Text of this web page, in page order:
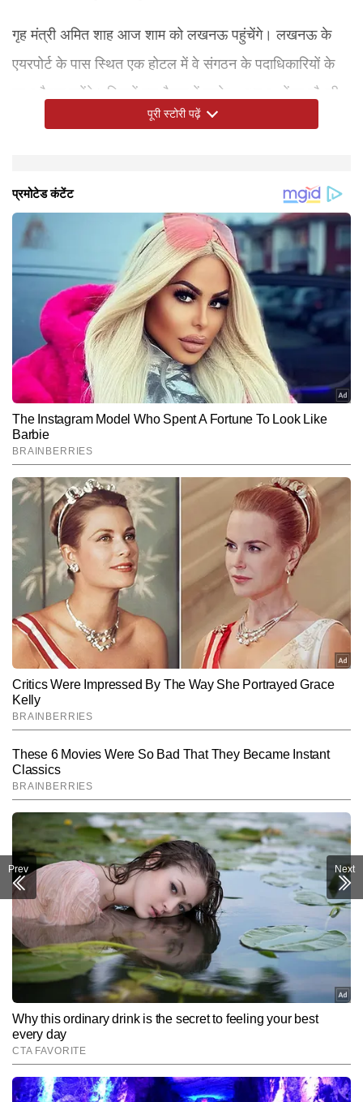
गृह मंत्री अमित शाह आज शाम को लखनऊ पहुंचेंगे। लखनऊ के
एयरपोर्ट के पास स्थित एक होटल में वे संगठन के पदाधिकारियों के
साथ बैठक करेंगे। जिसमें इस बैठक में प्रदेश अध्यक्ष भूपेंद्र चौधरी,
चुनाव प्रबंधन के सह संयोजक जेपीएस राठौर और महामंत्री
इंतजाम कर किए हैं। वहीं सभा स्थल के आसपास भी कड़ी सुरक्षा
रहेगी और चप्पे-चप्पे पर फोर्स तैनात रहेगी।
Hindi NewsCitiesLucknow-News
पूजा कुमारी AUTHOR
पूजा टाइम्स नाउ नवभारत डिजिटल की सिटी डेस्क पर कार्यरत हैं। जर्नलिज़्म में
पीजी डिप्लोमा कर चुकी पूजा को टीवी मीडिया में भी काम करने का अनुभव है। शहरी
मुद्दों की गहरी समझ के कारण पूजा लोकल न्यूज, मेट्रो व रेल अपडेट्स, रोड और
इंफ्रास्ट्रक्चर, लोकल डेवलपमेंट, मौसम, क्राइम, स्थानीय राजनीति और सामाजिक
मुद्दों पर मजबूत पकड़ रखती हैं। शहरों की नब्ज पहचानने और स्थानीय
संवेदनशीलताओं को खबरों में प्रभावी ढंग से पिरोने की क्षमता उनकी राइटिंग स्किल
को विशेष बनाती है। पूजा अब तक 3,000 से अधिक न्यूज रिपोर्ट्स लिख चुकी हैं,
जिनमें कई महत्वपूर्ण लोकल अपडेट्स, विश्लेषणात्मक स्टोरीज और रिपोर्ताज शामिल
हैं।
Follow Us:
Subscribe to our daily Newsletter!
SUBMIT
पूरी स्टोरी पढ़ें
Prev Next